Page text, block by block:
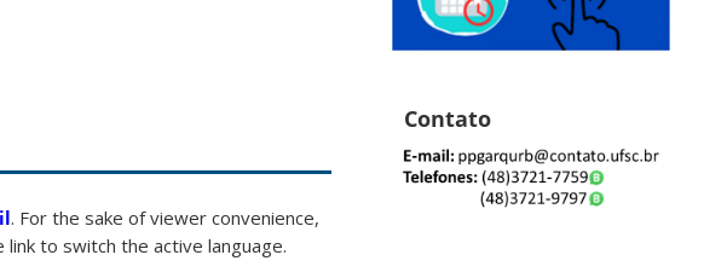
. For the sake of viewer convenience,
to switch the active language.
Contato